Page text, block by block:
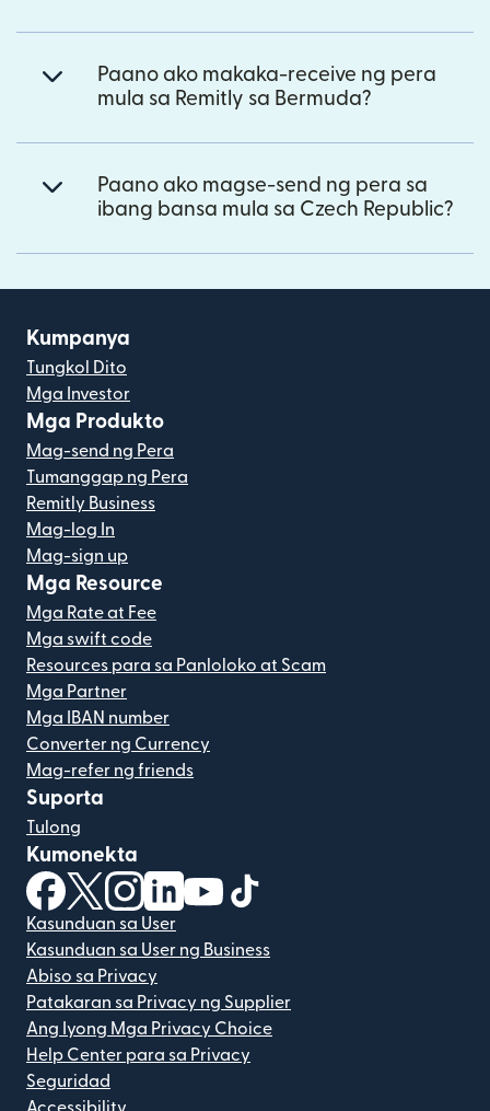
Paano ako makaka-receive ng pera
mula sa Remitly sa Bermuda?
Paano ako magse-send ng pera sa
ibang bansa mula sa Czech Republic?
Kumpanya
Tungkol Dito
Mga Investor
Mga Produkto
Mag-send ng Pera
Tumanggap ng Pera
Remitly Business
Mag-log In
Mag-sign up
Mga Resource
Mga Rate at Fee
Mga swift code
Resources para sa Panloloko at Scam
Mga Partner
Mga IBAN number
Converter ng Currency
Mag-refer ng friends
Suporta
Tulong
Kumonekta
(bubukas sa bagong window)
(bubukas sa bagong window)
(bubukas sa bagong window)
(bubukas sa bagong window)
(bubukas sa bagong window)
Kasunduan sa User
Kasunduan sa User ng Business
Abiso sa Privacy
Patakaran sa Privacy ng Supplier
Ang Iyong Mga Privacy Choice
Help Center para sa Privacy
Seguridad
Accessibility